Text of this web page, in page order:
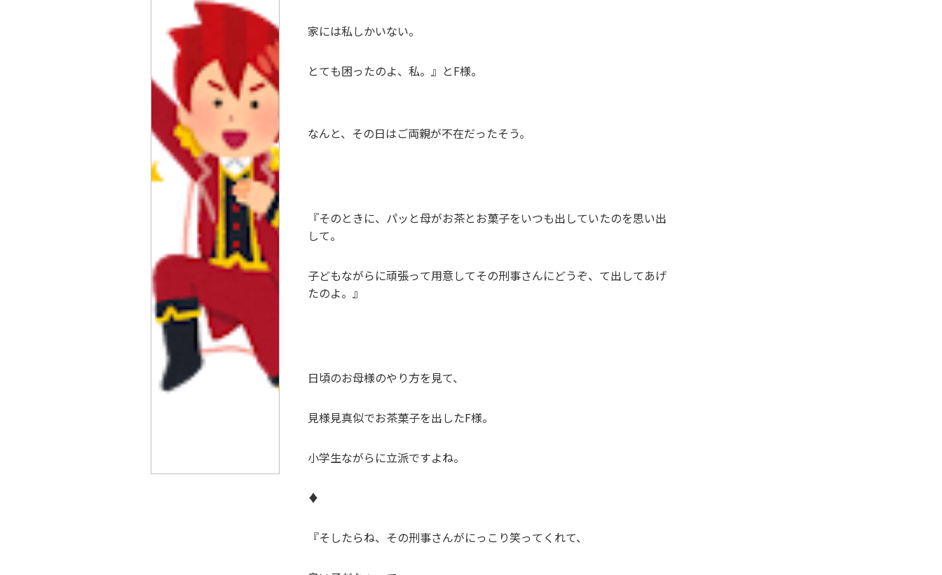
家には私しかいない。
とても困ったのよ、私。』とF様。
なんと、その日はご両親が不在だったそう。
『そのときに、パッと母がお茶とお菓子をいつも出していたのを思い出
して。
子どもながらに頑張って用意してその刑事さんにどうぞ、て出してあげ
たのよ。』
日頃のお母様のやり方を見て、
見様見真似でお茶菓子を出したF様。
小学生ながらに立派ですよね。
♦
『そしたらね、その刑事さんがにっこり笑ってくれて、